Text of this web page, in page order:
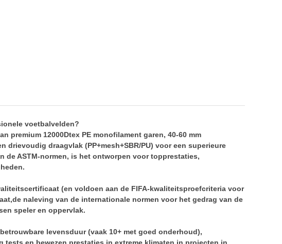
voetbalvelden?
premium 12000Dtex PE monofilament garen, 40-60 mm
draagvlak (PP+mesh+SBR/PU) voor een superieure
de ASTM-normen, is het ontworpen voor topprestaties,
(en voldoen aan de FIFA-kwaliteitsproefcriteria voor
naleving van de internationale normen voor het gedrag van de
speler en oppervlak.
levensduur (vaak 10+ met goed onderhoud),